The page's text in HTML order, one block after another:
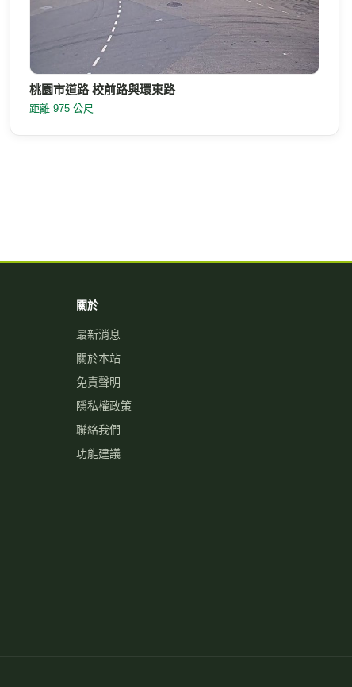
桃園市道路 校前路與環東路
距離 975 公尺
關於
最新消息
關於本站
免責聲明
隱私權政策
聯絡我們
功能建議